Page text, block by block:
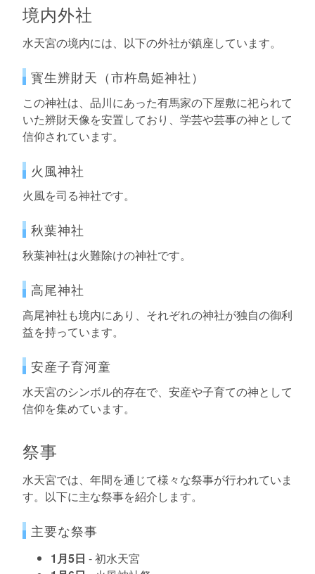
境内外社
水天宮の境内には、以下の外社が鎮座しています。
寳生辨財天（市杵島姫神社）
この神社は、品川にあった有馬家の下屋敷に祀られて
いた辨財天像を安置しており、学芸や芸事の神として
信仰されています。
火風神社
火風を司る神社です。
秋葉神社
秋葉神社は火難除けの神社です。
高尾神社
高尾神社も境内にあり、それぞれの神社が独自の御利
益を持っています。
安産子育河童
水天宮のシンボル的存在で、安産や子育ての神として
信仰を集めています。
祭事
水天宮では、年間を通じて様々な祭事が行われていま
す。以下に主な祭事を紹介します。
主要な祭事
1月5日 - 初水天宮